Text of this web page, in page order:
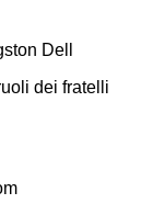
Dell
dei fratelli